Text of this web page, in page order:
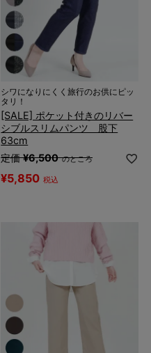
シワになりにくく旅行のお供にピッ
タリ！
[SALE] ポケット付きのリバー
シブルスリムパンツ 股下
63cm
定価 ¥6,500 のところ
¥5,850 税込